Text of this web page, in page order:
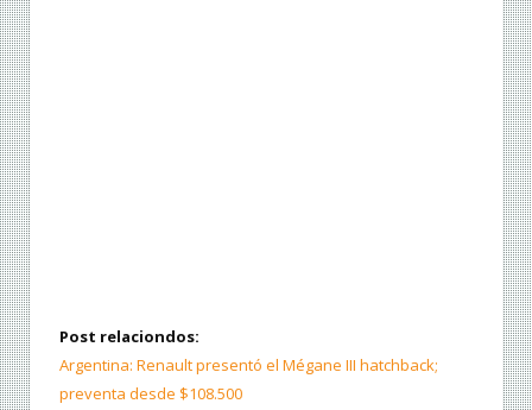
Post relaciondos:
Argentina: Renault presentó el Mégane III hatchback;
preventa desde $108.500